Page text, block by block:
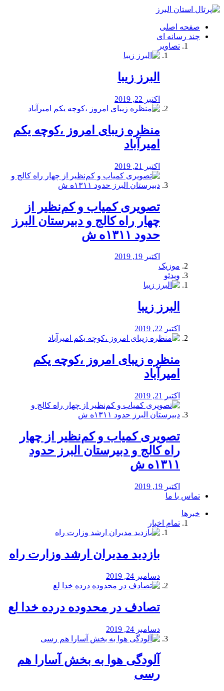
فصد
شرق
تهران
خشکشویی
صفحه اصلی
چند رسانه ای
تصاویر
البرز زیبا
اکتبر 22, 2019
منظره‌‌ زیبای امروز ،کوچه یکم
امیرآباد
اکتبر 21, 2019
️تصویری کمیاب و کم‌نظیر از
چهار راه كالج و دبيرستان البرز
حدود ۱۳۱۱ه ش
اکتبر 19, 2019
موزیک
ویدئو
البرز زیبا
اکتبر 22, 2019
منظره‌‌ زیبای امروز ،کوچه یکم
امیرآباد
اکتبر 21, 2019
️تصویری کمیاب و کم‌نظیر از چهار
راه كالج و دبيرستان البرز حدود
۱۳۱۱ه ش
اکتبر 19, 2019
تماس با ما
خبرها
تمام اخبار
بازدید مدیران ارشد وزارت راه
دسامبر 24, 2019
تصادف در محدوده درده خدا لع
دسامبر 24, 2019
آلودگی هوا به بخش آسارا هم
رسی